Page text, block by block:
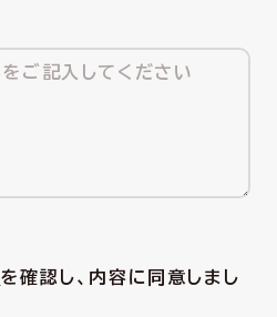
を確認し、内容に同意しまし